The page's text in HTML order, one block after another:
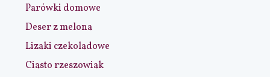
Parówki domowe
Deser z melona
Lizaki czekoladowe
Ciasto rzeszowiak